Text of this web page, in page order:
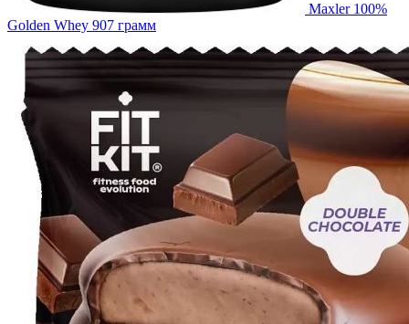
Maxler 100%
Golden Whey 907 грамм